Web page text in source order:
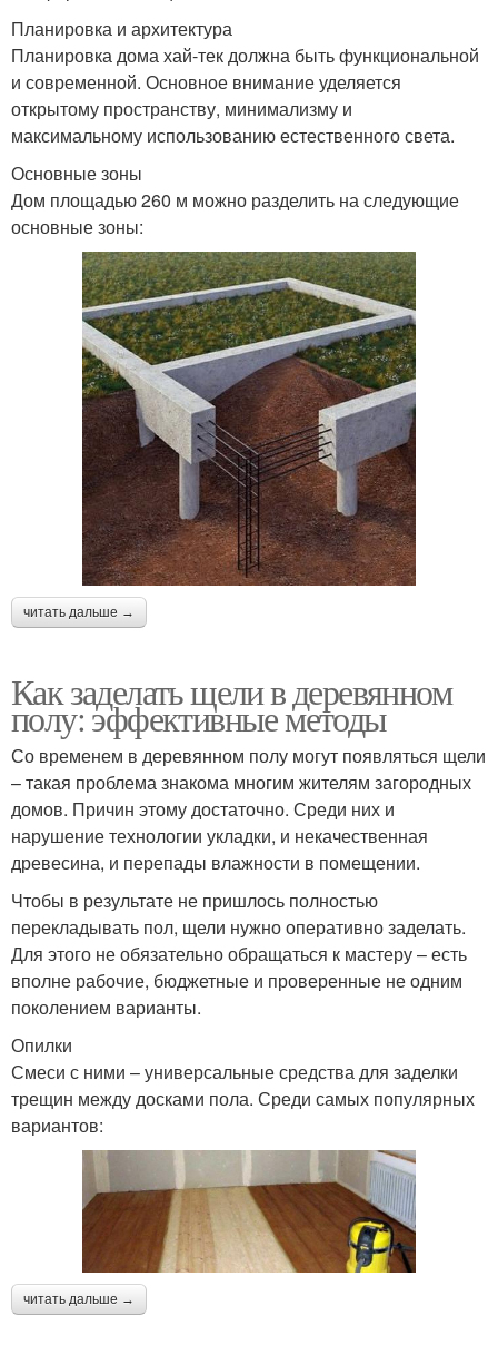
Планировка и архитектура
Планировка дома хай-тек должна быть функциональной
и современной. Основное внимание уделяется
открытому пространству, минимализму и
максимальному использованию естественного света.
Основные зоны
Дом площадью 260 м можно разделить на следующие
основные зоны:
читать дальше →
Как заделать щели в деревянном
полу: эффективные методы
Со временем в деревянном полу могут появляться щели
– такая проблема знакома многим жителям загородных
домов. Причин этому достаточно. Среди них и
нарушение технологии укладки, и некачественная
древесина, и перепады влажности в помещении.
Чтобы в результате не пришлось полностью
перекладывать пол, щели нужно оперативно заделать.
Для этого не обязательно обращаться к мастеру – есть
вполне рабочие, бюджетные и проверенные не одним
поколением варианты.
Опилки
Смеси с ними – универсальные средства для заделки
трещин между досками пола. Среди самых популярных
вариантов:
читать дальше →